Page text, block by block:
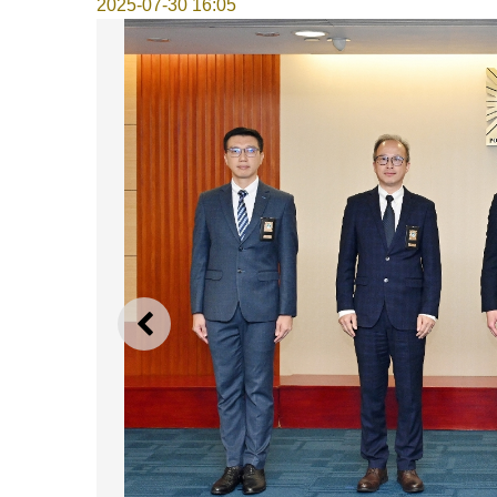
2025-07-30 16:05
上一則